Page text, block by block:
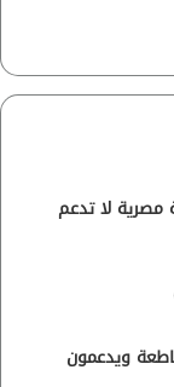
لا تدعم
ويدعمون